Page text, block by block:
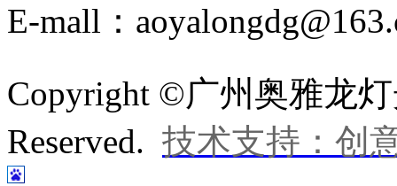
E-mall：
Copyright ©广州奥雅龙
Reserved. 技术支持：创